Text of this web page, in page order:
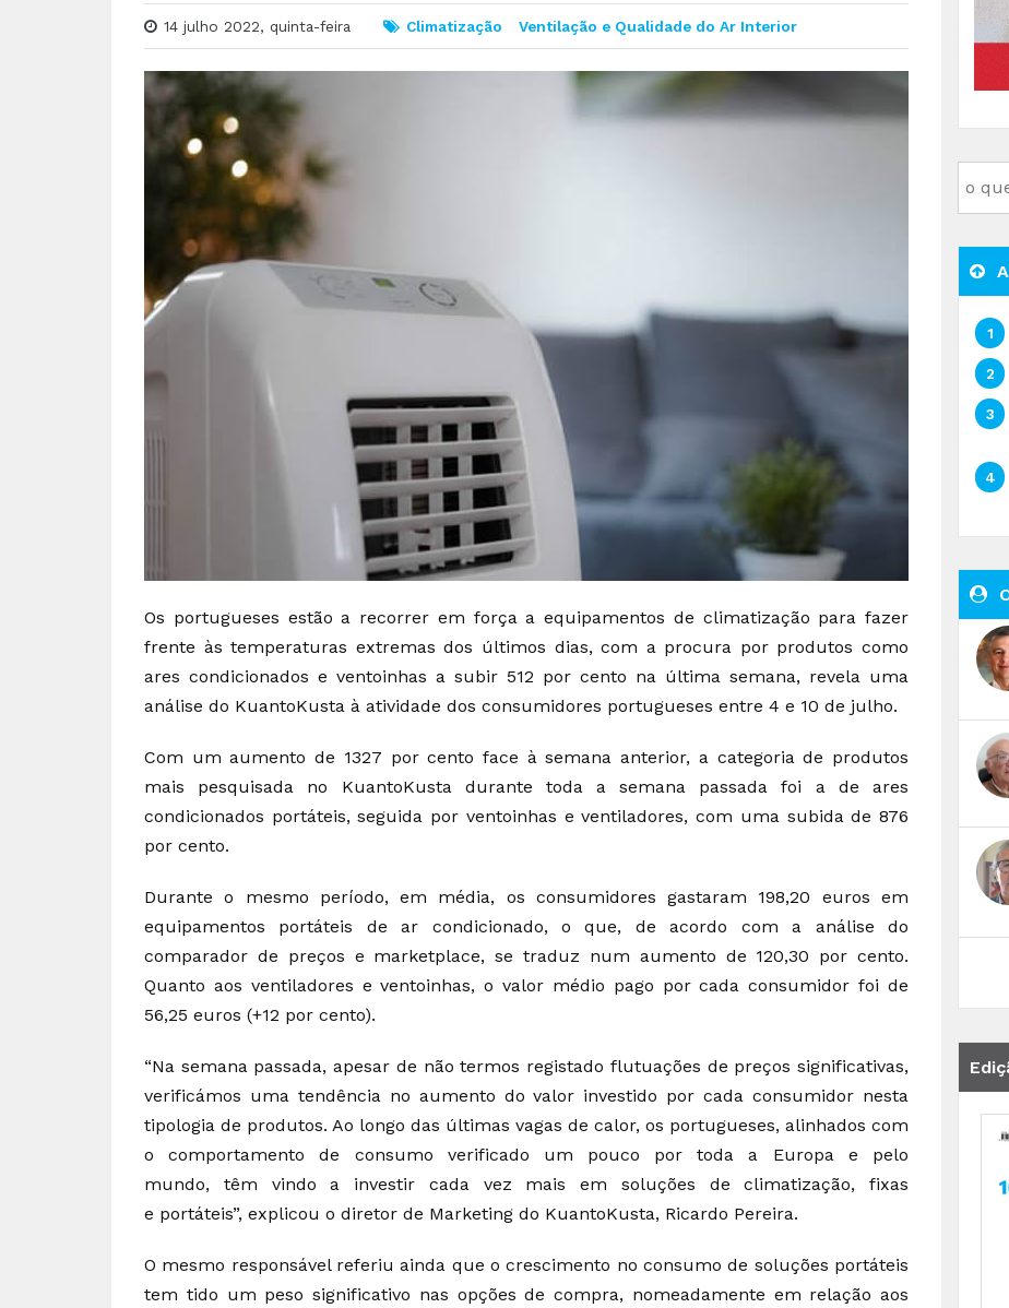
14 julho 2022, quinta-feira Climatização Ventilação e Qualidade do Ar Interior
Os portugueses estão a recorrer em força a equipamentos de climatização para fazer
frente às temperaturas extremas dos últimos dias, com a procura por produtos como
ares condicionados e ventoinhas a subir 512 por cento na última semana, revela uma
análise do KuantoKusta à atividade dos consumidores portugueses entre 4 e 10 de julho.
Com um aumento de 1327 por cento face à semana anterior, a categoria de produtos
mais pesquisada no KuantoKusta durante toda a semana passada foi a de ares
condicionados portáteis, seguida por ventoinhas e ventiladores, com uma subida de 876
por cento.
Durante o mesmo período, em média, os consumidores gastaram 198,20 euros em
equipamentos portáteis de ar condicionado, o que, de acordo com a análise do
comparador de preços e marketplace, se traduz num aumento de 120,30 por cento.
Quanto aos ventiladores e ventoinhas, o valor médio pago por cada consumidor foi de
56,25 euros (+12 por cento).
“Na semana passada, apesar de não termos registado flutuações de preços significativas,
verificámos uma tendência no aumento do valor investido por cada consumidor nesta
tipologia de produtos. Ao longo das últimas vagas de calor, os portugueses, alinhados com
o comportamento de consumo verificado um pouco por toda a Europa e pelo
mundo, têm vindo a investir cada vez mais em soluções de climatização, fixas
e portáteis”, explicou o diretor de Marketing do KuantoKusta, Ricardo Pereira.
O mesmo responsável referiu ainda que o crescimento no consumo de soluções portáteis
tem tido um peso significativo nas opções de compra, nomeadamente em relação aos